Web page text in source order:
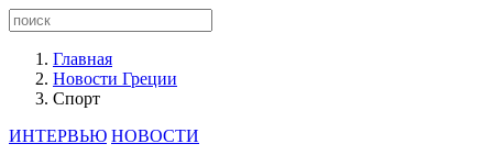
Главная
Новости Греции
Спорт
ИНТЕРВЬЮ НОВОСТИ